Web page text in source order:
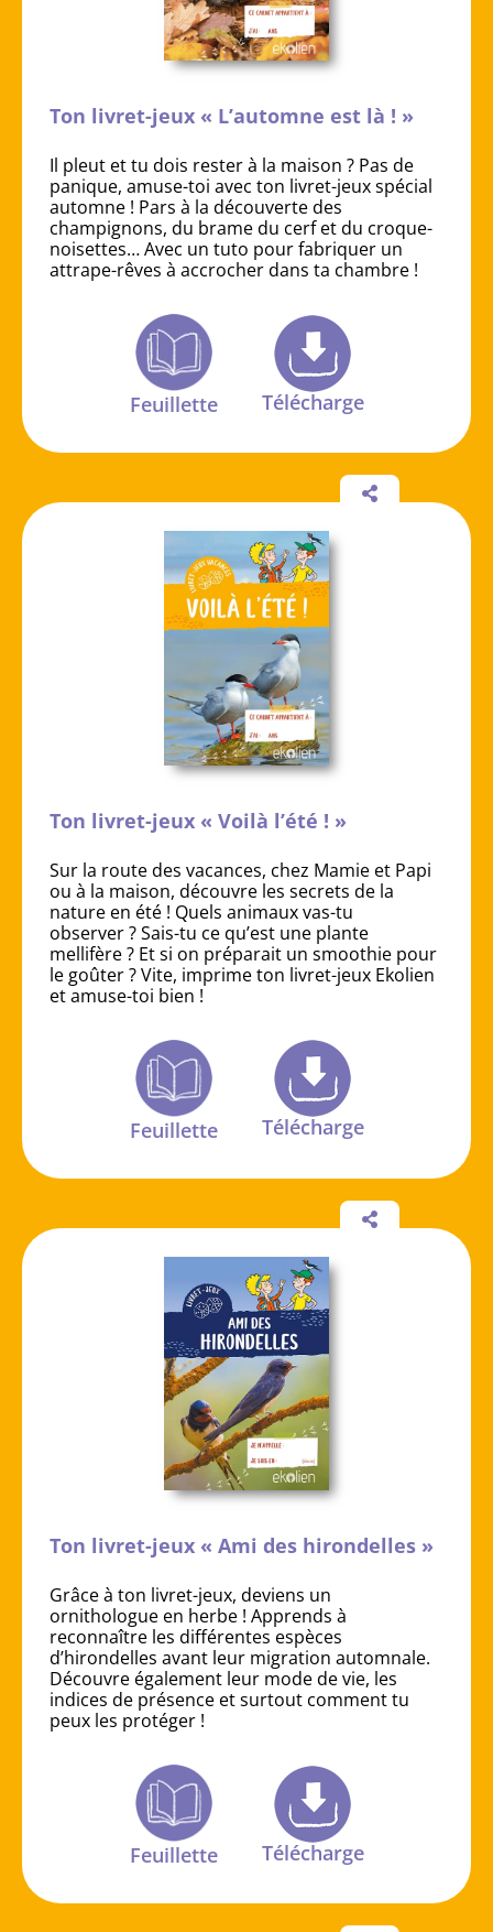
Ton livret-jeux « L’automne est là ! »
Il pleut et tu dois rester à la maison ? Pas de
panique, amuse-toi avec ton livret-jeux spécial
automne ! Pars à la découverte des
champignons, du brame du cerf et du croque-
noisettes… Avec un tuto pour fabriquer un
attrape-rêves à accrocher dans ta chambre !
Feuillette Télécharge
Ton livret-jeux « Voilà l’été ! »
Sur la route des vacances, chez Mamie et Papi
ou à la maison, découvre les secrets de la
nature en été ! Quels animaux vas-tu
observer ? Sais-tu ce qu’est une plante
mellifère ? Et si on préparait un smoothie pour
le goûter ? Vite, imprime ton livret-jeux Ekolien
et amuse-toi bien !
Feuillette Télécharge
Ton livret-jeux « Ami des hirondelles »
Grâce à ton livret-jeux, deviens un
ornithologue en herbe ! Apprends à
reconnaître les différentes espèces
d’hirondelles avant leur migration automnale.
Découvre également leur mode de vie, les
indices de présence et surtout comment tu
peux les protéger !
Feuillette Télécharge